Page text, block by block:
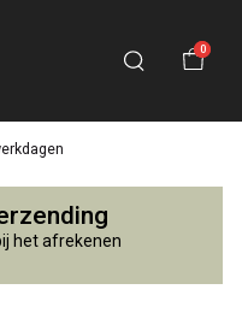
0
het afrekenen